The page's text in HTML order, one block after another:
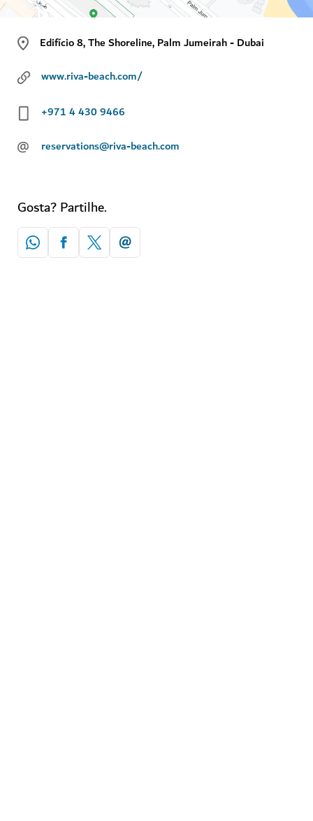
Edifício 8, The Shoreline, Palm Jumeirah - Dubai
www.riva-beach.com/
+971 4 430 9466
@ reservations@riva-beach.com
Gosta? Partilhe.